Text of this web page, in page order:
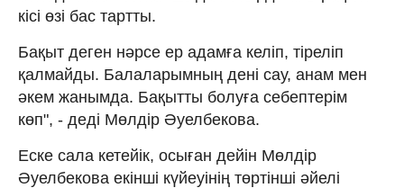
кісі өзі бас тартты.
Бақыт деген нәрсе ер адамға келіп, тіреліп
қалмайды. Балаларымның дені сау, анам мен
әкем жанымда. Бақытты болуға себептерім
көп", - деді Мөлдір Әуелбекова.
Еске сала кетейік, осыған дейін Мөлдір
Әуелбекова екінші күйеуінің төртінші әйелі